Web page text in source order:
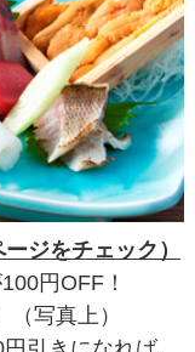
ジをチェック）
円OFF！
写真上）